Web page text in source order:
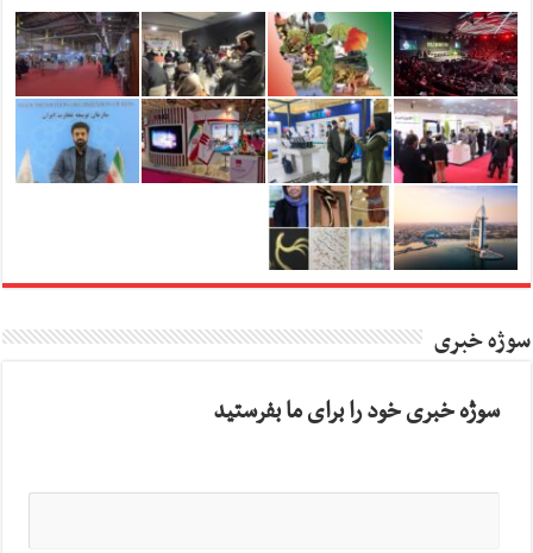
سوژه خبری
سوژه خبری خود را برای ما بفرستید